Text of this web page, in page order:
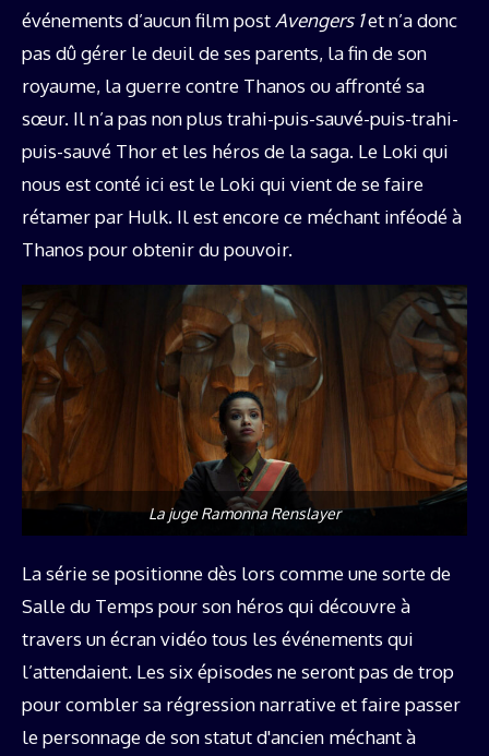
événements d’aucun film post Avengers 1et n’a donc
pas dû gérer le deuil de ses parents, la fin de son
royaume, la guerre contre Thanos ou affronté sa
sœur. Il n’a pas non plus trahi-puis-sauvé-puis-trahi-
puis-sauvé Thor et les héros de la saga. Le Loki qui
nous est conté ici est le Loki qui vient de se faire
rétamer par Hulk. Il est encore ce méchant inféodé à
Thanos pour obtenir du pouvoir.
La juge Ramonna Renslayer
La série se positionne dès lors comme une sorte de
Salle du Temps pour son héros qui découvre à
travers un écran vidéo tous les événements qui
l’attendaient. Les six épisodes ne seront pas de trop
pour combler sa régression narrative et faire passer
le personnage de son statut d'ancien méchant à